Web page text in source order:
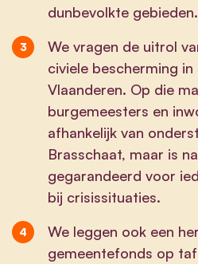
dunbevolkte gebieden.
We vragen de uitrol
civiele bescherming
Vlaanderen. Op die
burgemeesters en
afhankelijk van
Brasschaat, maar is
gegarandeerd voor
bij crisissituaties.
We leggen ook een
gemeentefonds op